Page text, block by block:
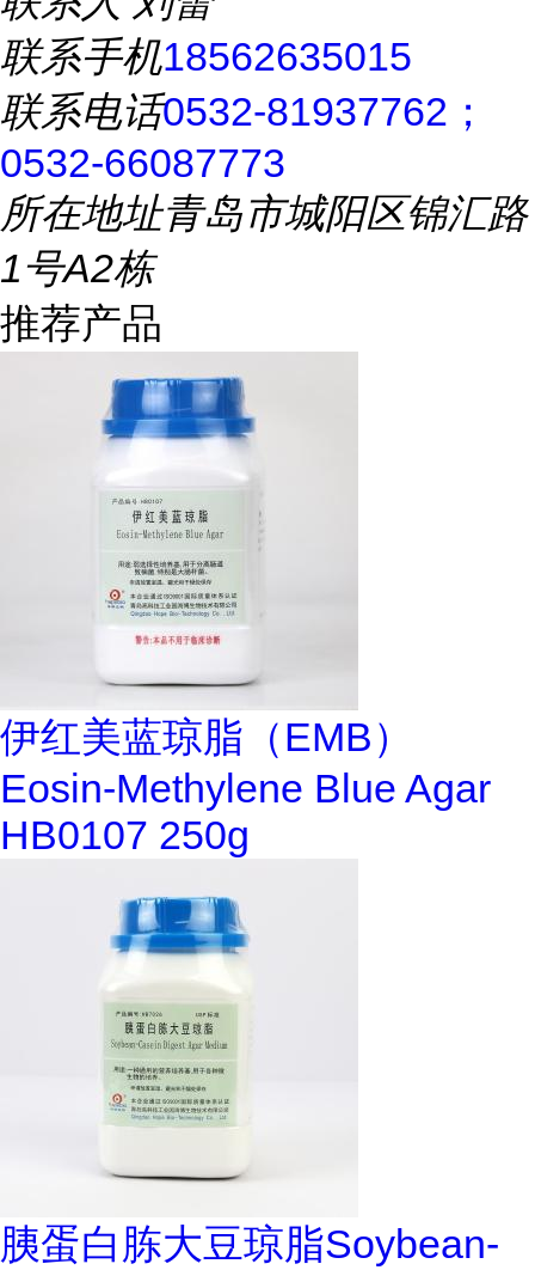
联系手机18562635015
联系电话0532-81937762；
0532-66087773
所在地址青岛市城阳区锦汇路
1号A2栋
推荐产品
伊红美蓝琼脂（EMB）
Eosin-Methylene Blue Agar
HB0107 250g
胰蛋白胨大豆琼脂Soybean-